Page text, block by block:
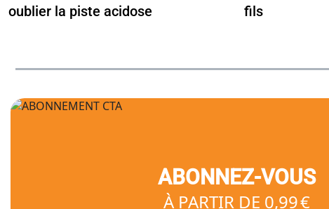
oublier la piste acidose
fils
ABONNEZ-VOUS
À PARTIR DE 0,99 €